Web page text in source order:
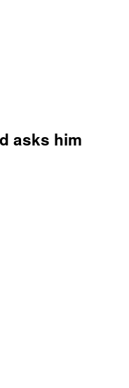
asks him